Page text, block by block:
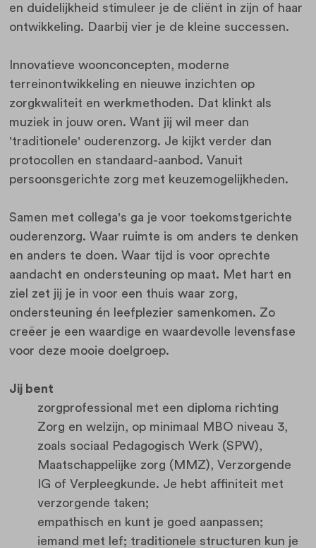
en duidelijkheid stimuleer je de cliënt in zijn of haar
ontwikkeling. Daarbij vier je de kleine successen.
Innovatieve woonconcepten, moderne
terreinontwikkeling en nieuwe inzichten op
zorgkwaliteit en werkmethoden. Dat klinkt als
muziek in jouw oren. Want jij wil meer dan
'traditionele' ouderenzorg. Je kijkt verder dan
protocollen en standaard-aanbod. Vanuit
persoonsgerichte zorg met keuzemogelijkheden.
Samen met collega's ga je voor toekomstgerichte
ouderenzorg. Waar ruimte is om anders te denken
en anders te doen. Waar tijd is voor oprechte
aandacht en ondersteuning op maat. Met hart en
ziel zet jij je in voor een thuis waar zorg,
ondersteuning én leefplezier samenkomen. Zo
creëer je een waardige en waardevolle levensfase
voor deze mooie doelgroep.
Jij bent
zorgprofessional met een diploma richting
Zorg en welzijn, op minimaal MBO niveau 3,
zoals sociaal Pedagogisch Werk (SPW),
Maatschappelijke zorg (MMZ), Verzorgende
IG of Verpleegkunde. Je hebt affiniteit met
verzorgende taken;
empathisch en kunt je goed aanpassen;
iemand met lef; traditionele structuren kun je